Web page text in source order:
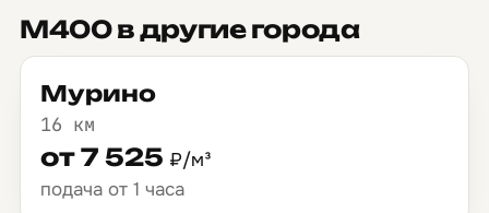
М400 в другие города
Мурино
16 км
от 7 525 ₽/м³
подача от 1 часа